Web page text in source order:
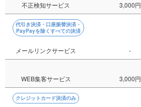
不正検知サービス 3,000円
代引き決済・口座振替決済・
PayPayを除くすべての決済
メールリンクサービス -
WEB集客サービス 3,000円
クレジットカード決済のみ